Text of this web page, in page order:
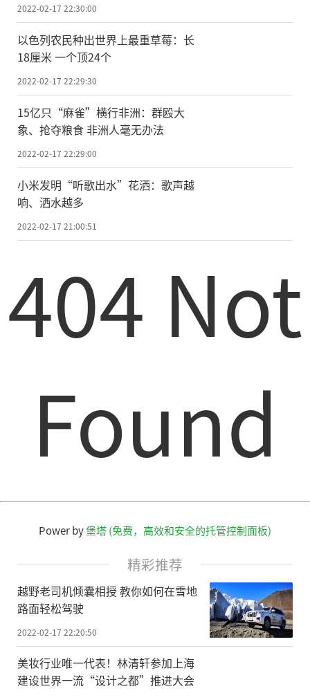
2022-02-17 22:30:00
以色列农民种出世界上最重草莓：长
18厘米 一个顶24个
2022-02-17 22:29:30
15亿只“麻雀”横行非洲：群殴大
象、抢夺粮食 非洲人毫无办法
2022-02-17 22:29:00
小米发明“听歌出水”花洒：歌声越
响、洒水越多
2022-02-17 21:00:51
404 Not
Found
Power by堡塔 (免费，高效和安全的托管控制面板)
精彩推荐
越野老司机倾囊相授 教你如何在雪地
路面轻松驾驶
2022-02-17 22:20:50
美妆行业唯一代表！林清轩参加上海
建设世界一流“设计之都”推进大会